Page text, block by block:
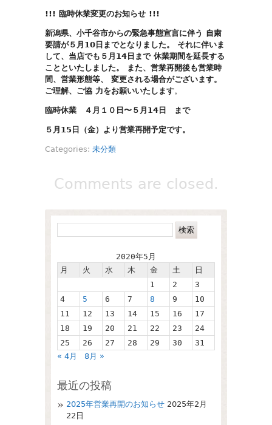
!!! 臨時休業変更のお知らせ !!!
新潟県、小千谷市からの緊急事態宣言に伴う 自粛
要請が５月10日までとなりました。 それに伴いま
して、当店でも５月14日まで 休業期間を延長する
ことといたしました。 また、営業再開後も営業時
間、営業形態等、 変更される場合がございます。
ご理解、ご協 力をお願いいたします。
臨時休業 ４月１０日〜５月14日 まで
５月15日（金）より営業再開予定です。
Categories: 未分類
Comments are closed.
2020年5月
月
火 水 木 金 土
日
1
2
3
4
5 6 7 8 9
10
11
12 13 14 15 16
17
18
19 20 21 22 23
24
25
26 27 28 29 30
31
« 4月
8月 »
最近の投稿
2025年営業再開のお知らせ 2025年2月
22日